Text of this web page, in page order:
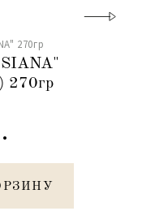
270гр
270гр